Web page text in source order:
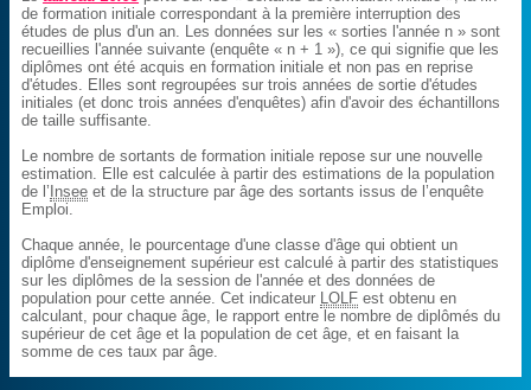
de formation initiale correspondant à la première interruption des
études de plus d'un an. Les données sur les « sorties l'année n » sont
recueillies l'année suivante (enquête « n + 1 »), ce qui signifie que les
diplômes ont été acquis en formation initiale et non pas en reprise
d'études. Elles sont regroupées sur trois années de sortie d'études
initiales (et donc trois années d'enquêtes) afin d'avoir des échantillons
de taille suffisante.
Le nombre de sortants de formation initiale repose sur une nouvelle
estimation. Elle est calculée à partir des estimations de la population
de l’ Insee et de la structure par âge des sortants issus de l’enquête
Emploi.
Chaque année, le pourcentage d'une classe d'âge qui obtient un
diplôme d'enseignement supérieur est calculé à partir des statistiques
sur les diplômes de la session de l'année et des données de
population pour cette année. Cet indicateur LOLF est obtenu en
calculant, pour chaque âge, le rapport entre le nombre de diplômés du
supérieur de cet âge et la population de cet âge, et en faisant la
somme de ces taux par âge.